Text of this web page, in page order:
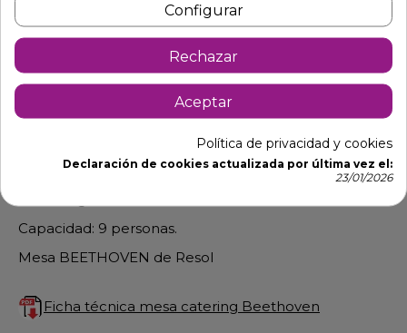
Sobre estanco de una sola pieza sin uniones.
Dimensiones: redonda 180 X 74 h.
Estructura en polipropileno.
Capacidad: 9 personas.
Mesa BEETHOVEN de Resol
Ficha técnica mesa catering Beethoven
Configurar
Rechazar
Aceptar
Política de privacidad y cookies
Declaración de cookies actualizada por última vez el:
23/01/2026